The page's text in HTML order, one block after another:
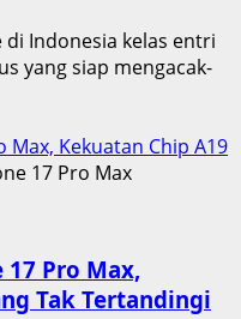
di Indonesia kelas entri
yang siap mengacak-
Max, Kekuatan Chip A19
Pro Max,
Tak Tertandingi